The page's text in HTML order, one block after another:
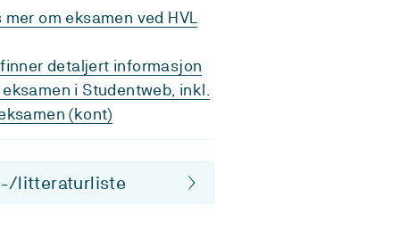
mer om eksamen ved HVL
detaljert informasjon
i Studentweb, inkl.
(kont)
litteraturliste